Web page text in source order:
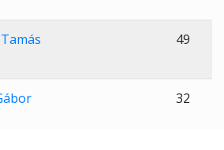
49
32